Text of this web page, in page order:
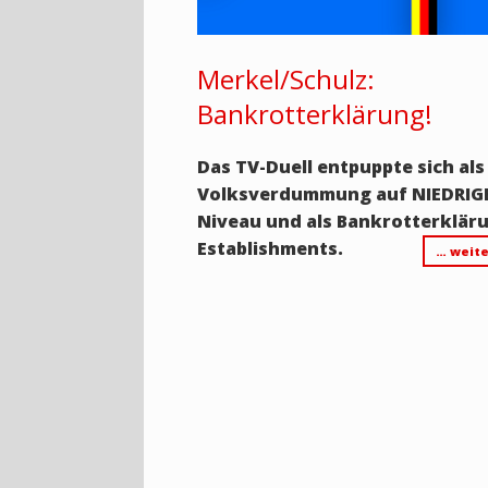
Merkel/Schulz:
Bankrotterklärung!
Das TV-Duell entpuppte sich als
Volksverdummung auf
Niveau und als
Establishments.
…